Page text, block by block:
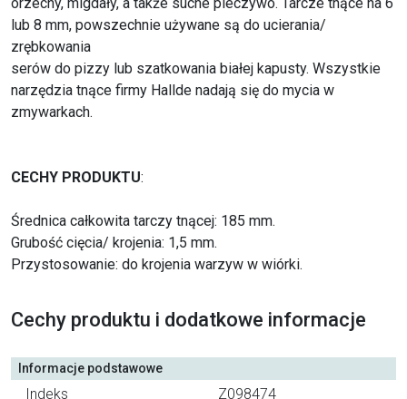
lub 8 mm, powszechnie używane są do ucierania/
zrębkowania
serów do pizzy lub szatkowania białej kapusty. Wszystkie
narzędzia tnące firmy Hallde nadają się do mycia w
zmywarkach.
CECHY PRODUKTU:
Średnica całkowita tarczy tnącej: 185 mm.
Grubość cięcia/ krojenia: 1,5 mm.
Przystosowanie: do krojenia warzyw w wiórki.
Cechy produktu i dodatkowe informacje
Informacje podstawowe
Indeks
Z098474